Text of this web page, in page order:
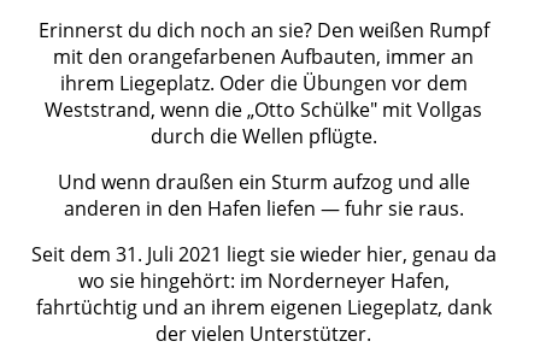
Erinnerst du dich noch an sie? Den weißen Rumpf
mit den orangefarbenen Aufbauten, immer an
ihrem Liegeplatz. Oder die Übungen vor dem
Weststrand, wenn die „Otto Schülke" mit Vollgas
durch die Wellen pflügte.
Und wenn draußen ein Sturm aufzog und alle
anderen in den Hafen liefen — fuhr sie raus.
Seit dem 31. Juli 2021 liegt sie wieder hier, genau da
wo sie hingehört: im Norderneyer Hafen,
fahrtüchtig und an ihrem eigenen Liegeplatz, dank
der vielen Unterstützer.